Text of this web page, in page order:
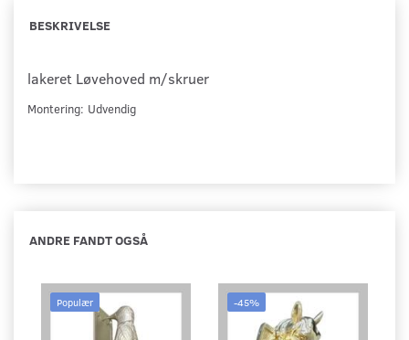
BESKRIVELSE
lakeret Løvehoved m/skruer
Montering: Udvendig
ANDRE FANDT OGSÅ
Populær -45%